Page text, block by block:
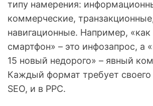
типу намерения:
коммерческие,
навигационные. Например,
смартфон» – это инфозапрос, а
15 новый недорого» – явный
Каждый формат требует своего
SEO, и в PPC.